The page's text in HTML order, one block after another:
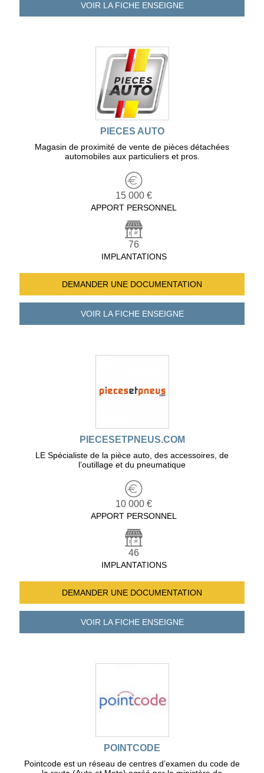
VOIR LA FICHEENSEIGNE
PIECES AUTO
Magasin de proximité de vente de pièces détachées
automobiles aux particuliers et pros.
15 000 €
APPORT PERSONNEL
76
IMPLANTATIONS
DEMANDER UNE DOCUMENTATION
VOIR LA FICHEENSEIGNE
PIECESETPNEUS.COM
LE Spécialiste de la pièce auto, des accessoires, de
l’outillage et du pneumatique
10 000 €
APPORT PERSONNEL
46
IMPLANTATIONS
DEMANDER UNE DOCUMENTATION
VOIR LA FICHEENSEIGNE
POINTCODE
Pointcode est un réseau de centres d’examen du code de